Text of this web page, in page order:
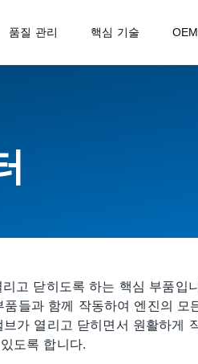
품질 관리 핵심 기술
고 닫히도록 하는 핵심 부품
들과 함께 작동하여 엔진의
가 열리고 닫히면서 원활하게
도록 합니다.